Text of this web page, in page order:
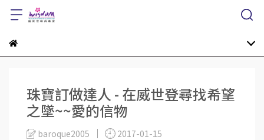
珠寶訂做達人 - 在威世登尋找希望
之墜~~愛的信物
baroque2005 2017-01-15